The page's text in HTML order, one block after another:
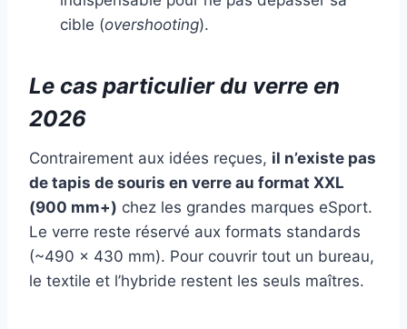
cible (overshooting).
Le cas particulier du verre en
2026
Contrairement aux idées reçues, il n’existe pas
de tapis de souris en verre au format XXL
(900 mm+) chez les grandes marques eSport.
Le verre reste réservé aux formats standards
(~490 x 430 mm). Pour couvrir tout un bureau,
le textile et l’hybride restent les seuls maîtres.